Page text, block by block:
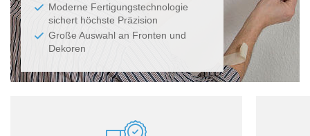
Moderne Fertigungstechnologie
sichert höchste Präzision
Große Auswahl an Fronten und
Dekoren